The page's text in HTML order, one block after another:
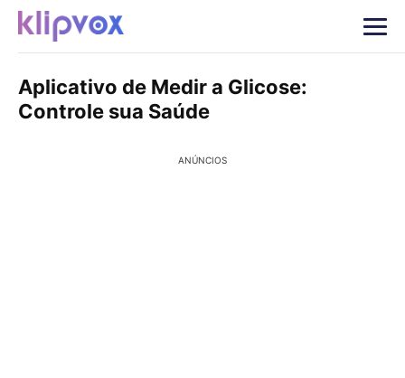
Aplicativo de Medir a Glicose:
Controle sua Saúde
ANÚNCIOS